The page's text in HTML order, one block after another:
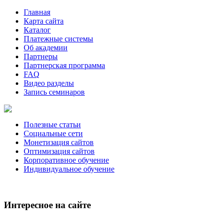
Главная
Карта сайта
Каталог
Платежные системы
Об академии
Партнеры
Партнерская программа
FAQ
Видео разделы
Запись семинаров
Полезные статьи
Социальные сети
Монетизация сайтов
Оптимизация сайтов
Корпоративное обучение
Индивидуальное обучение
Интересное на сайте